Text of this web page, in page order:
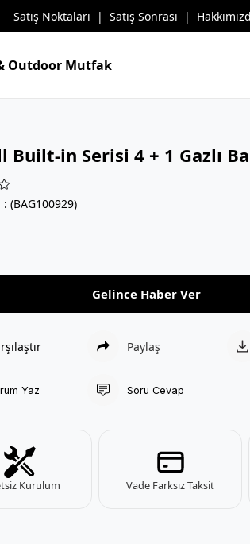
Satış Noktaları | Satış Sonrası |
Outdoor Mutfak
Built-in Serisi 4 + 1 Gazlı
(BAG100929)
Gelince Haber Ver
Paylaş
Yaz Soru Cevap
Kurulum Vade Farksız Taksit